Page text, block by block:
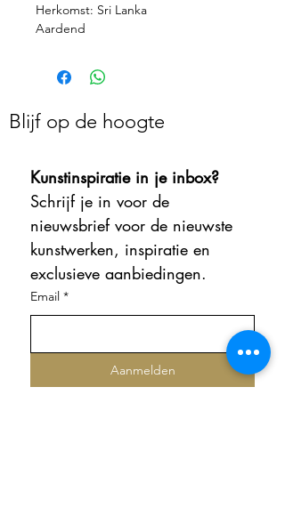
Herkomst: Sri Lanka
Aardend
Blijf op de hoogte
Kunstinspiratie in je inbox?
Schrijf je in voor de
nieuwsbrief voor de nieuwste
kunstwerken, inspiratie en
exclusieve aanbiedingen.
Email *
Aanmelden